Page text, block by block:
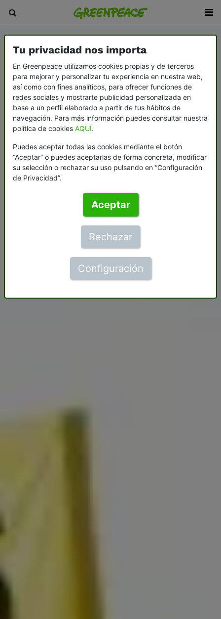
Tu privacidad nos importa
En Greenpeace utilizamos cookies propias y de terceros
para mejorar y personalizar tu experiencia en nuestra web,
así como con fines analíticos, para ofrecer funciones de
redes sociales y mostrarte publicidad personalizada en
base a un perfil elaborado a partir de tus hábitos de
navegación. Para más información puedes consultar nuestra
política de cookies AQUÍ.
Puedes aceptar todas las cookies mediante el botón
“Aceptar” o puedes aceptarlas de forma concreta, modificar
su selección o rechazar su uso pulsando en “Configuración
de Privacidad”.
Aceptar
Rechazar
Configuración